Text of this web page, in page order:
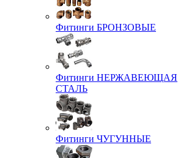
Фитинги БРОНЗОВЫЕ
Фитинги НЕРЖАВЕЮЩАЯ
СТАЛЬ
Фитинги ЧУГУННЫЕ